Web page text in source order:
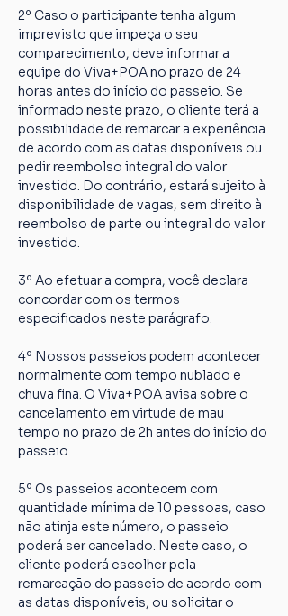
2º Caso o participante tenha algum
imprevisto que impeça o seu
comparecimento, deve informar a
equipe do Viva+POA no prazo de 24
horas antes do início do passeio. Se
informado neste prazo, o cliente terá a
possibilidade de remarcar a experiência
de acordo com as datas disponíveis ou
pedir reembolso integral do valor
investido. Do contrário, estará sujeito à
disponibilidade de vagas, sem direito à
reembolso de parte ou integral do valor
investido.
3º Ao efetuar a compra, você declara
concordar com os termos
especificados neste parágrafo.
4º Nossos passeios podem acontecer
normalmente com tempo nublado e
chuva fina. O Viva+POA avisa sobre o
cancelamento em virtude de mau
tempo no prazo de 2h antes do início do
passeio.
5º Os passeios acontecem com
quantidade mínima de 10 pessoas, caso
não atinja este número, o passeio
poderá ser cancelado. Neste caso, o
cliente poderá escolher pela
remarcação do passeio de acordo com
as datas disponíveis, ou solicitar o